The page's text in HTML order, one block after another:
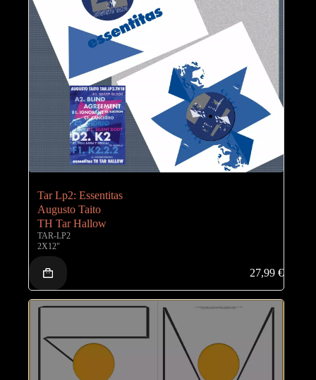
Tar Lp2: Essentitas
Augusto Taito
TH Tar Hallow
TAR-LP2
2X12"
27,99€